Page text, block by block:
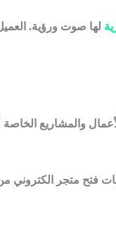
لها صوت ورؤية.
والمشاريع الخاصة
فتح متجر الكتروني